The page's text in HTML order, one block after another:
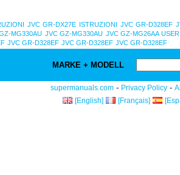
JVC GR-DX27E ISTRUZIONI JVC GR-D328EF
MG330AU JVC GZ-MG330AU JVC GZ-MG26AA
JVC GR-D328EF JVC GR-D328EF JVC GR-D328EF
MARKE + MODELL
supermanuals.com - Privacy Policy -
[English]
[Français]